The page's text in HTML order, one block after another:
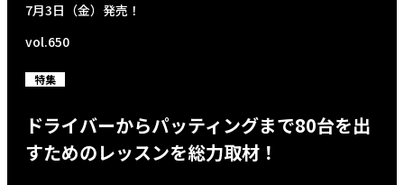
7月3日（金）発売！
vol.650
特集
ドライバーからパッティングまで80台を出
すためのレッスンを総力取材！